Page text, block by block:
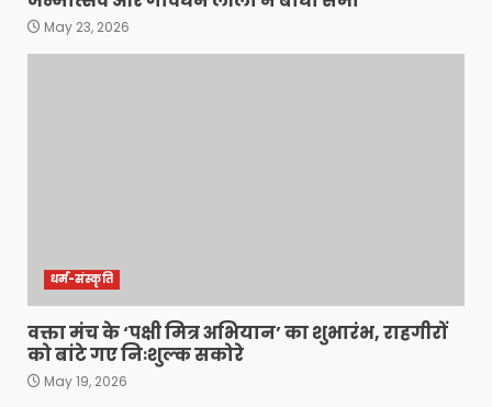
May 23, 2026
धर्म-संस्कृति
वक्ता मंच के ‘पक्षी मित्र अभियान’ का शुभारंभ, राहगीरों
को बांटे गए निःशुल्क सकोरे
May 19, 2026